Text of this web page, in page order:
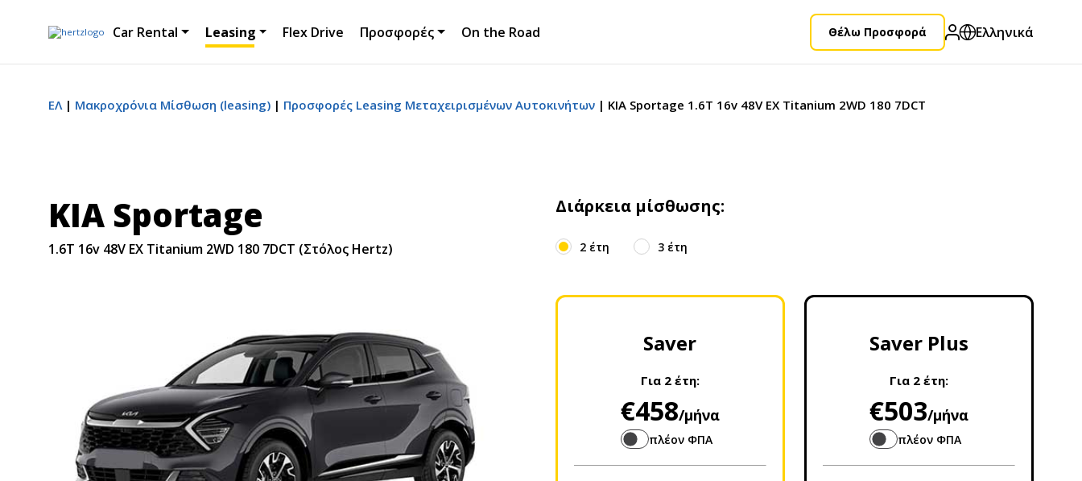
Car Rental Leasing Flex Drive Προσφορές On the Road Θέλω Προσφορά Ελληνικά
ΕΛ Μακροχρόνια Μίσθωση (leasing) Προσφορές Leasing Μεταχειρισμένων Αυτοκινήτων KIA Sportage 1.6T 16v 48V EX Titanium 2WD 180 7DCT
KIA Sportage
1.6T 16v 48V EX Titanium 2WD 180 7DCT (Στόλος Hertz)
Διάρκεια μίσθωσης:
2 έτη 3 έτη
Saver
Για 2 έτη:
€458/μήνα
πλέον ΦΠΑ
Saver Plus
Για 2 έτη:
€503/μήνα
πλέον ΦΠΑ